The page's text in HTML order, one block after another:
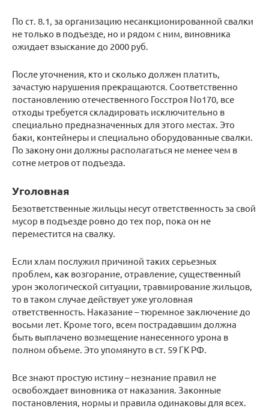
По ст. 8.1, за организацию несанкционированной свалки
не только в подъезде, но и рядом с ним, виновника
ожидает взыскание до 2000 руб.
После уточнения, кто и сколько должен платить,
зачастую нарушения прекращаются. Соответственно
постановлению отечественного Госстроя No170, все
отходы требуется складировать исключительно в
специально предназначенных для этого местах. Это
баки, контейнеры и специально оборудованные свалки.
По закону они должны располагаться не менее чем в
сотне метров от подъезда.
Уголовная
Безответственные жильцы несут ответственность за свой
мусор в подъезде ровно до тех пор, пока он не
переместится на свалку.
Если хлам послужил причиной таких серьезных
проблем, как возгорание, отравление, существенный
урон экологической ситуации, травмирование жильцов,
то в таком случае действует уже уголовная
ответственность. Наказание – тюремное заключение до
восьми лет. Кроме того, всем пострадавшим должна
быть выплачено возмещение нанесенного урона в
полном объеме. Это упомянуто в ст. 59 ГК РФ.
Все знают простую истину – незнание правил не
освобождает виновника от наказания. Законные
постановления, нормы и правила одинаковы для всех.